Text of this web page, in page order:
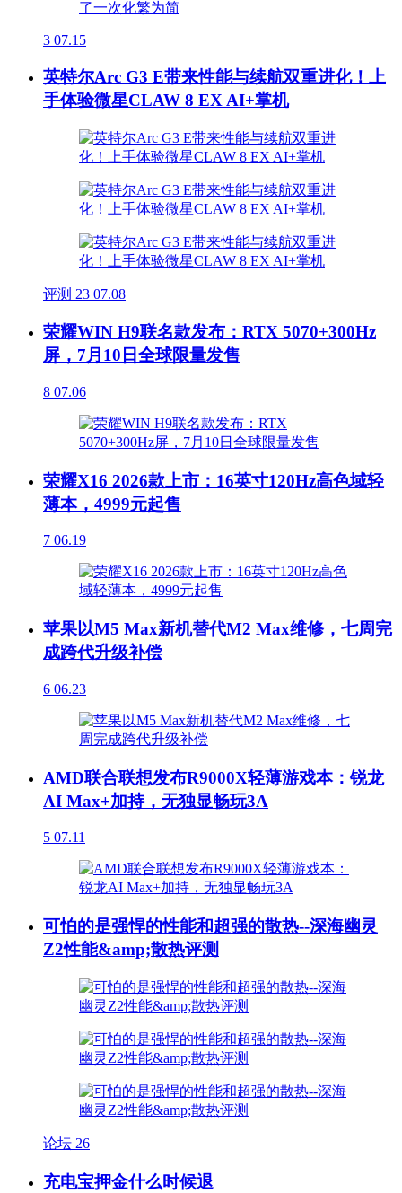
3 07.15
英特尔Arc G3 E带来性能与续航双重进化！上
手体验微星CLAW 8 EX AI+掌机
评测 23 07.08
荣耀WIN H9联名款发布：RTX 5070+300Hz
屏，7月10日全球限量发售
8 07.06
荣耀X16 2026款上市：16英寸120Hz高色域轻
薄本，4999元起售
7 06.19
苹果以M5 Max新机替代M2 Max维修，七周完
成跨代升级补偿
6 06.23
AMD联合联想发布R9000X轻薄游戏本：锐龙
AI Max+加持，无独显畅玩3A
5 07.11
可怕的是强悍的性能和超强的散热--深海幽灵
Z2性能&amp;散热评测
论坛 26
充电宝押金什么时候退